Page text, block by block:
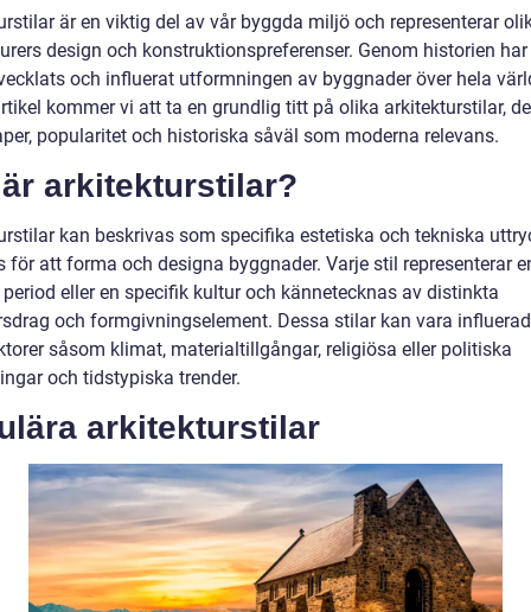
är en viktig del av vår byggda miljö och representerar
design och konstruktionspreferenser. Genom historien
och influerat utformningen av byggnader över hela
kommer vi att ta en grundlig titt på olika arkitekturstilar,
popularitet och historiska såväl som moderna relevans.
är arkitekturstilar?
kan beskrivas som specifika estetiska och tekniska
för att forma och designa byggnader. Varje stil representerar
eller en specifik kultur och kännetecknas av distinkta
och formgivningselement. Dessa stilar kan vara
såsom klimat, materialtillgångar, religiösa eller politiska
och tidstypiska trender.
arkitekturstilar